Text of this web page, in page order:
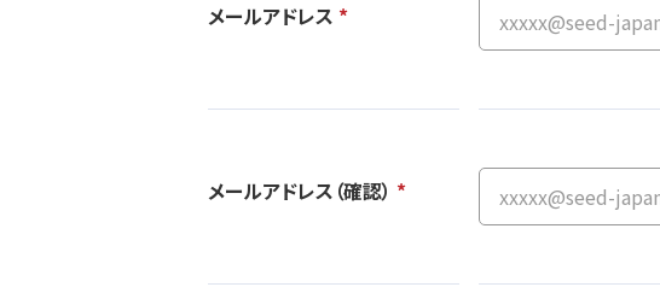
メールアドレス *
メールアドレス（確認） *